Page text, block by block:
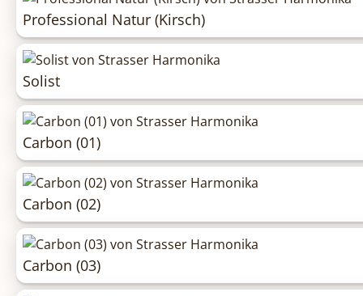
Professional Natur (Kirsch)
Solist
Carbon (01)
Carbon (02)
Carbon (03)